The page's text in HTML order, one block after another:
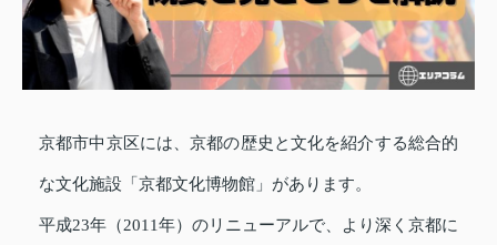
京都市中京区には、京都の歴史と文化を紹介する総合的
な文化施設「京都文化博物館」があります。
平成23年（2011年）のリニューアルで、より深く京都に